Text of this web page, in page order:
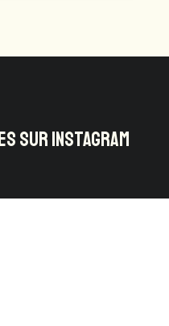
SUR INSTAGRAM